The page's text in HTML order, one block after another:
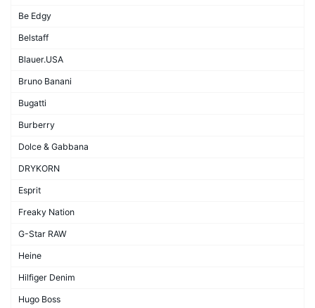
Be Edgy
Belstaff
Blauer.USA
Bruno Banani
Bugatti
Burberry
Dolce & Gabbana
DRYKORN
Esprit
Freaky Nation
G-Star RAW
Heine
Hilfiger Denim
Hugo Boss